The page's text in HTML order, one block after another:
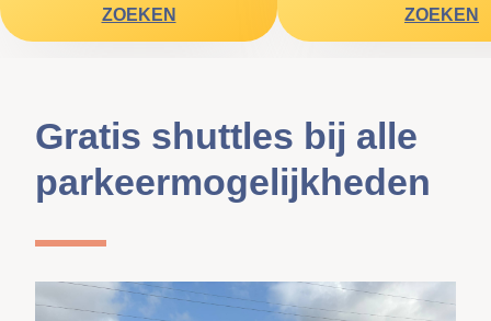
ZOEKEN ZOEKEN
Gratis shuttles bij alle
parkeermogelijkheden